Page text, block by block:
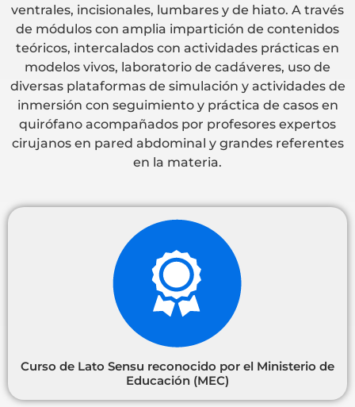
ventrales, incisionales, lumbares y de hiato. A través
de módulos con amplia impartición de contenidos
teóricos, intercalados con actividades prácticas en
modelos vivos, laboratorio de cadáveres, uso de
diversas plataformas de simulación y actividades de
inmersión con seguimiento y práctica de casos en
quirófano acompañados por profesores expertos
cirujanos en pared abdominal y grandes referentes
en la materia.
Curso de Lato Sensu reconocido por el Ministerio de
Educación (MEC)